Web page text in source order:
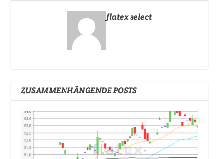
flatex select
ZUSAMMENHÄNGENDE POSTS